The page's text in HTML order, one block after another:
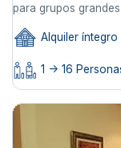
para grupos
Alquiler íntegro
1 -> 16